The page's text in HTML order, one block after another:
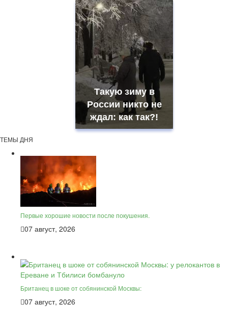
Такую зиму в
России никто не
ждал: как так?!
ТЕМЫ ДНЯ
Первые хорошие новости после покушения.
07 август, 2026
Британец в шоке от собянинской Москвы:
07 август, 2026